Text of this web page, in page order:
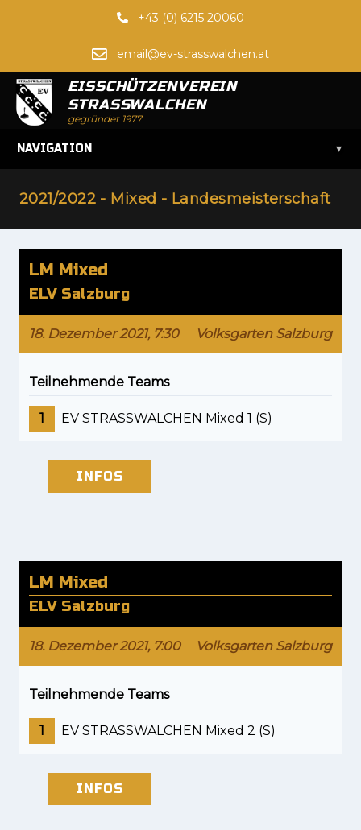
+43 (0) 6215 20060
email@ev-strasswalchen.at
EISSCHÜTZENVEREIN
STRASSWALCHEN
gegründet 1977
NAVIGATION ▾
2021/2022 - Mixed - Landesmeisterschaft
LM Mixed
ELV Salzburg
18. Dezember 2021, 7:30 Volksgarten Salzburg
Teilnehmende Teams
1 EV STRASSWALCHEN Mixed 1 (S)
INFOS
LM Mixed
ELV Salzburg
18. Dezember 2021, 7:00 Volksgarten Salzburg
Teilnehmende Teams
1 EV STRASSWALCHEN Mixed 2 (S)
INFOS